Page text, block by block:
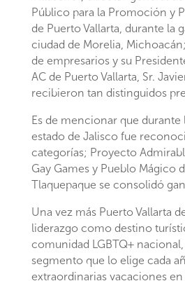
Público para la Promoción y
de Puerto Vallarta, durante la
ciudad de Morelia,
de empresarios y su
AC de Puerto Vallarta, Sr.
recibieron tan distinguidos
Es de mencionar que durante
estado de Jalisco fue
categorías; Proyecto
Gay Games y Pueblo Mágico
Tlaquepaque se consolidó
Una vez más Puerto Vallarta
liderazgo como destino
comunidad LGBTQ+
segmento que lo elige cada
extraordinarias vacaciones